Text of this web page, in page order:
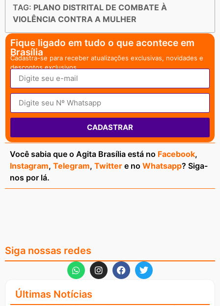
TAG: PLANO DISTRITAL DE COMBATE À
VIOLÊNCIA CONTRA A MULHER
Fique ligado em tudo o que acontece em
Brasília
Cadastra-se para receber atualizações exclusivas, novidades e
descontos exclusivos.
CADASTRAR
Você sabia que o Agita Brasília está no Facebook,
Instagram, Telegram, Twitter e no Whatsapp? Siga-
nos por lá.
Siga nossas redes
Últimas Notícias